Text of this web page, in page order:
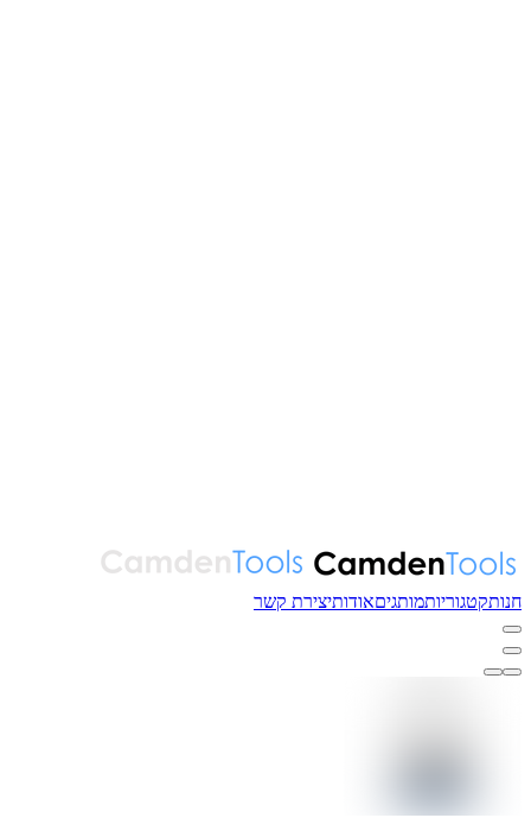
חנותקטגוריותמותגיםאודותיצירת קשר